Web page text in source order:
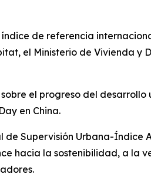
de referencia
el Ministerio de Vivienda y
el progreso del desarrollo
en China.
Supervisión Urbana-Índice
hacia la sostenibilidad, a la